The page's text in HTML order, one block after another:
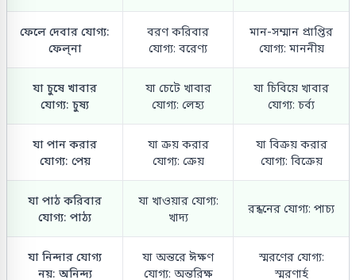
ফেলে দেবার যোগ্য:
ফেল্‌না
বরণ করিবার
যোগ্য: বরেণ্য
মান-সম্মান প্রাপ্তির
যোগ্য: মাননীয়
যা চুষে খাবার
যোগ্য: চুষ্য
যা চেটে খাবার
যোগ্য: লেহ্য
যা চিবিয়ে খাবার
যোগ্য: চর্ব্য
যা পান করার
যোগ্য: পেয়
যা ক্রয় করার
যোগ্য: ক্রেয়
যা বিক্রয় করার
যোগ্য: বিক্রেয়
যা পাঠ করিবার
যোগ্য: পাঠ্য
যা খাওয়ার যোগ্য:
খাদ্য
রন্ধনের যোগ্য: পাচ্য
যা নিন্দার যোগ্য
নয়: অনিন্দ্য
যা অন্তরে ঈক্ষণ
যোগ্য: অন্তরিক্ষ
স্মরণের যোগ্য:
স্মরণার্হ